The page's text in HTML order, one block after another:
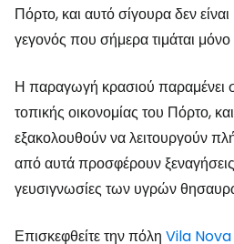
Πόρτο, και αυτό σίγουρα δεν
γεγονός που σήμερα τιμάται
Η παραγωγή κρασιού παραμένει
τοπικής οικονομίας του Πόρτο,
εξακολουθούν να λειτουργούν
από αυτά προσφέρουν
γευσιγνωσίες των υγρών
Επισκεφθείτε την πόλη Vila